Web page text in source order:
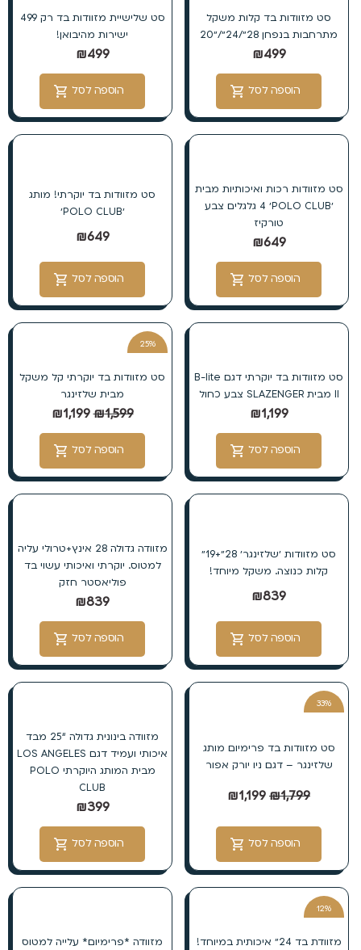
סט מזוודות בד קלות משקל
מתרחבות בנפחן 28״/24״/״20
₪499
הוספה לסל
סט שלישיית מזוודות בד רק 499
ישירות מהיבואן!
₪499
הוספה לסל
סט מזוודות רכות ואיכותיות מבית
׳POLO CLUB׳ 4 גלגלים צבע
טורקיז
₪649
הוספה לסל
סט מזוודות בד יוקרתי! מותג
׳POLO CLUB׳
₪649
הוספה לסל
סט מזוודות בד יוקרתי דגם B-lite
II מבית SLAZENGER צבע כחול
₪1,199
הוספה לסל
25%
סט מזוודות בד יוקרתי קל משקל
מבית שלזינגר
₪1,599
₪1,199
הוספה לסל
סט מזוודות ׳שלזינגר׳ 28״+19״
קלות כנוצה. משקל מיוחד!
₪839
הוספה לסל
מזוודה גדולה 28 אינץ+טרולי עליה
למטוס. יוקרתי ואיכותי עשוי בד
פוליאסטר חזק
₪839
הוספה לסל
33%
סט מזוודות בד פרימיום מותג
שלזינגר – דגם ניו יורק אפור
₪1,799
₪1,199
הוספה לסל
מזוודה בינונית גדולה “25 מבד
איכותי ועמיד דגם LOS ANGELES
מבית המותג היוקרתי POLO
CLUB
₪399
הוספה לסל
12%
מזוודת בד 24״ איכותית במיוחד! מזוודה *פרימיום* עלייה למטוס